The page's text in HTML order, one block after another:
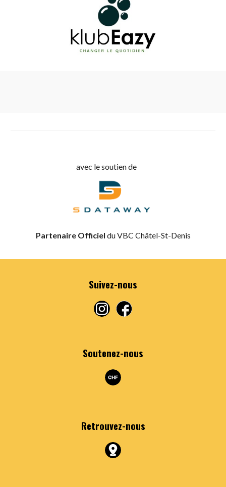
avec le soutien de
Partenaire Officiel du VBC Châtel-St-Denis
Suivez-nous
Soutenez-nous
Retrouvez-nous